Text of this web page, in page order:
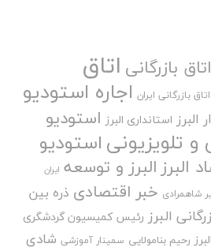
اتاق بازرگانی اتاق
اتاق بازرگانی ایران اجاره استودیو
البرز استانداری البرز استودیو
و تلویزیونیاستودیو
البرزالبرز و توسعه ایران
شاهمرادی خبر اقتصادی ذره بین
البرز رئیس کمیسیون گردشگری
رحیم بنامولایی سمینار آموزشی شادی